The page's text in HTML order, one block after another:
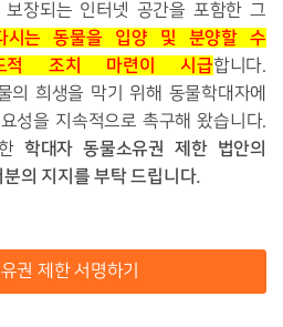
장되는 인터넷 공간을 포함한 그
시는 동물을 입양 및 분양할 수
적 조치 마련이 시급합니다.
의 희생을 막기 위해 동물학대자에
성을 지속적으로 촉구해 왔습니다.
학대자 동물소유권 제한 법안의
의 지지를 부탁 드립니다.
권 제한 서명하기